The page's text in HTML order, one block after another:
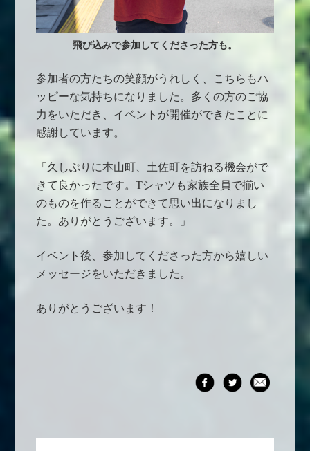
飛び込みで参加してくださった方も。
参加者の方たちの笑顔がうれしく、こちらもハ
ッピーな気持ちになりました。 多くの方のご協
力をいただき、イベントが開催ができたことに
感謝しています。
「 久しぶりに本山町、土佐町を訪ねる機会がで
きて良かったです。Tシャツも家族全員で揃い
のものを作ることができて思い出になりまし
た。 ありがとうございます。」
イベント後、参加してくださった方から嬉しい
メッセージをいただきました。
ありがとうございます！